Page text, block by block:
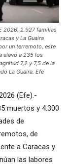
2026. 2.927 familias
y La Guaira
un terremoto, este
elevó a 235 los
7,2 y 7,5 de la
La Guaira. Efe
(Efe).-
muertos y 4.300
de
de
a Caracas y
las labores